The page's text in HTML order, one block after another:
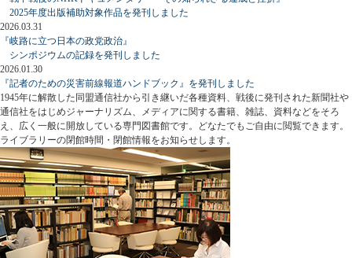
2025年度出版補助対象作品を発刊しました
2026.03.31
『岐路に立つ日本の政党政治』
シンポジウムの記録を発刊しました
2026.01.30
『記者のための災害前線報道ハンドブック』を発刊しました
1945年に解散した同盟通信社から引き継いだ各種資料、戦後に発刊された新聞社や
通信社をはじめジャーナリズム、メディアに関する書籍、雑誌、資料などをそろ
え、広く一般に開放している専門図書館です。どなたでもご自由に閲覧できます。
ライブラリーの閉館時間・閉館情報をお知らせします。